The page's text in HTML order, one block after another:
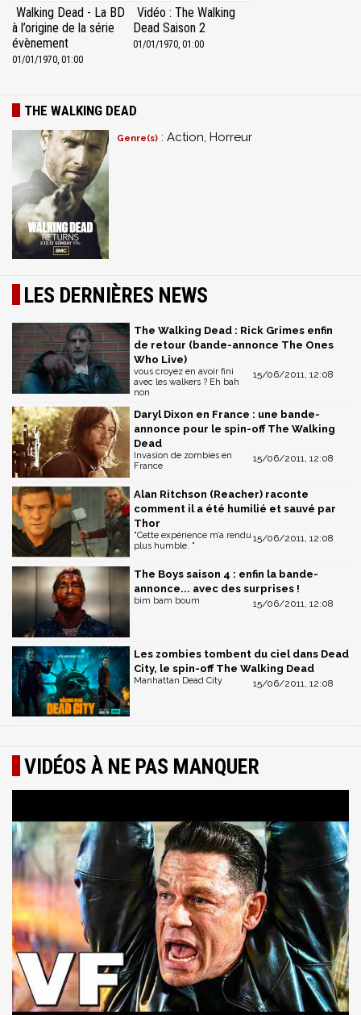
Walking Dead - La BD
à l’origine de la série
évènement
01/01/1970, 01:00
Vidéo : The Walking
Dead Saison 2
01/01/1970, 01:00
THE WALKING DEAD
Genre(s) : Action, Horreur
LES DERNIÈRES NEWS
The Walking Dead : Rick Grimes enfin
de retour (bande-annonce The Ones
Who Live)
15/06/2011, 12:08
vous croyez en avoir fini
avec les walkers ? Eh bah
non
Daryl Dixon en France : une bande-
annonce pour le spin-off The Walking
Dead
15/06/2011, 12:08
Invasion de zombies en
France
Alan Ritchson (Reacher) raconte
comment il a été humilié et sauvé par
Thor
15/06/2011, 12:08
"Cette expérience m’a rendu
plus humble. "
The Boys saison 4 : enfin la bande-
annonce... avec des surprises !
15/06/2011, 12:08
bim bam boum
Les zombies tombent du ciel dans Dead
City, le spin-off The Walking Dead
15/06/2011, 12:08
Manhattan Dead City
VIDÉOS À NE PAS MANQUER